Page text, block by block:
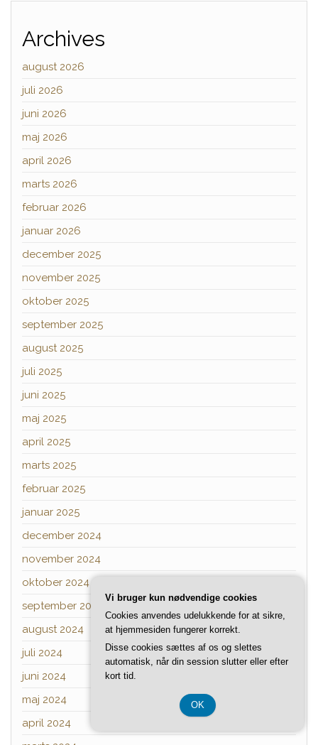
Archives
august 2026
juli 2026
juni 2026
maj 2026
april 2026
marts 2026
februar 2026
januar 2026
december 2025
november 2025
oktober 2025
september 2025
august 2025
juli 2025
juni 2025
maj 2025
april 2025
marts 2025
februar 2025
januar 2025
december 2024
november 2024
oktober 2024
september 2024
august 2024
juli 2024
juni 2024
maj 2024
april 2024
Vi bruger kun nødvendige cookies
Cookies anvendes udelukkende for at sikre,
at hjemmesiden fungerer korrekt.
Disse cookies sættes af os og slettes
automatisk, når din session slutter eller efter
kort tid.
OK